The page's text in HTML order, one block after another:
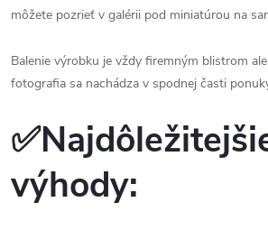
môžete pozrieť v galérii pod miniatúrou na
Balenie výrobku je vždy firemným blistrom
fotografia sa nachádza v spodnej časti
výhody: